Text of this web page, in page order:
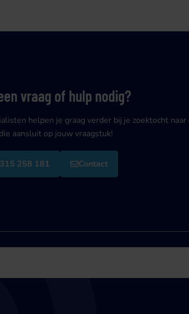
vraag of hulp nodig?
helpen je graag verder bij je zoektocht naar
aansluit op jouw vraagstuk!
258 181 Contact